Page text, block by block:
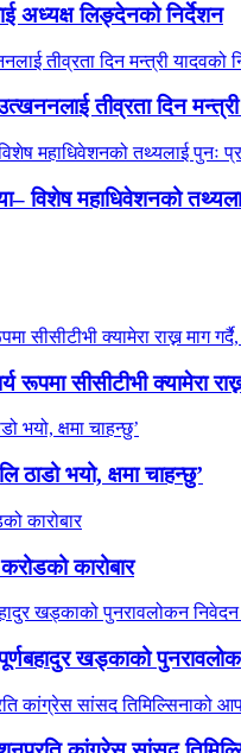
अध्यक्ष लिङ्देनको निर्देशन
तीव्रता दिन मन्त्री
विशेष महाधिवेशनको
सीसीटीभी क्यामेरा राख्न
ठाडो भयो, क्षमा चाहन्छु’
कारोबार
खड्काको